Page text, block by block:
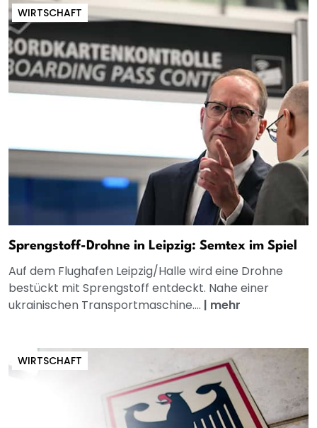
WIRTSCHAFT
Sprengstoff-Drohne in Leipzig: Semtex im Spiel
Auf dem Flughafen Leipzig/Halle wird eine Drohne
bestückt mit Sprengstoff entdeckt. Nahe einer
ukrainischen Transportmaschine.... | mehr
WIRTSCHAFT